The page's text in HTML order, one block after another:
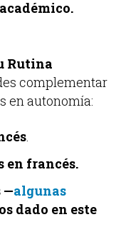
Rutina
complementar
en autonomía:
en francés.
—algunas
dado en este